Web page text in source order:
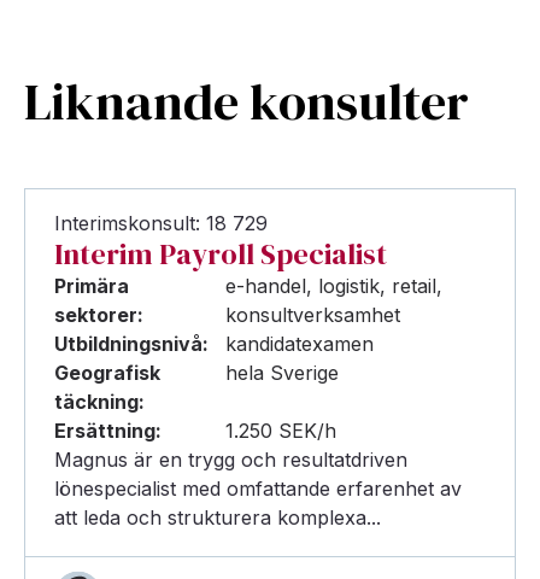
Liknande konsulter
Interimskonsult: 18 729
Interim Payroll Specialist
Primära
sektorer:
e-handel, logistik, retail,
konsultverksamhet
Utbildningsnivå:
kandidatexamen
Geografisk
täckning:
hela Sverige
Ersättning:
1.250 SEK/h
Magnus är en trygg och resultatdriven
lönespecialist med omfattande erfarenhet av
att leda och strukturera komplexa...